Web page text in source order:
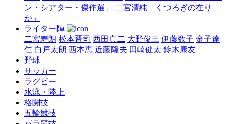
ン・シアター・傑作選」
二宮清純「くつろぎの在り
か」
ライター陣
二宮寿朗 松本晋司 西田真二 大野俊三 伊藤数子 金子達
仁 白戸太朗 西本恵 近藤隆夫 田崎健太 鈴木康友
野球
サッカー
ラグビー
水泳・陸上
格闘技
五輪競技